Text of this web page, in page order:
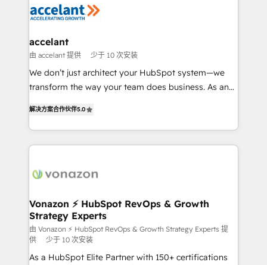
new HubSpot portal with Advanced Website and
CRM Migrations using our in-house "HubScrub" Tool.
worldwide, and with over 15 years in the ecosystem,
One company, one operating model, delivering
across offices and consulting teams in the UK, USA,
Canada, Germany, France, Belgium, Singapore, and
South Africa. Certified compliant with ISO/IEC
international offices and 175+ employees.
accelant
由 accelant 提供 少于 10 次安装
We don’t just architect your HubSpot system—we
transform the way your team does business. As an
creating tailored, end-to-end CRM solutions that
accelerate growth, improve operational efficiency,
and ensure faster time to value on HubSpot. What
day one, our team takes the time to deeply
strategies that deliver impactful results. Our mission
is to empower you to unlock HubSpot’s full potential
—faster. Through expert training, unmatched
responsiveness, and ongoing support, we equip
your team to adopt new systems with confidence
解决方案合作伙伴5.0
Vonazon ⚡ HubSpot RevOps & Growth
Strategy Experts
由 Vonazon ⚡ HubSpot RevOps & Growth Strategy Experts 提
供
少于 10 次安装
As a HubSpot Elite Partner with 150+ certifications